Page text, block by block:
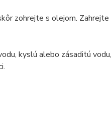
zohrejte s olejom.
kyslú alebo zásaditú